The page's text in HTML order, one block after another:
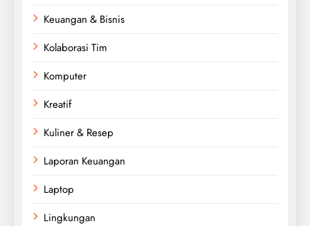
Keuangan & Bisnis
Kolaborasi Tim
Komputer
Kreatif
Kuliner & Resep
Laporan Keuangan
Laptop
Lingkungan